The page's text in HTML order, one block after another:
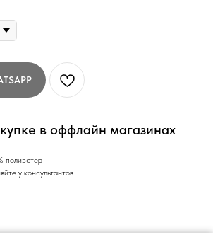
в оффлайн магазинах
полиэстер
у консультантов